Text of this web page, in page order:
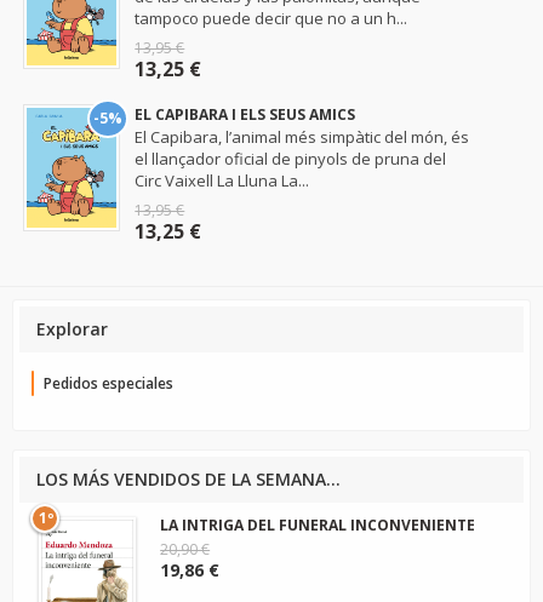
tampoco puede decir que no a un h...
13,95 €
13,25 €
-5% EL CAPIBARA I ELS SEUS AMICS
El Capibara, l’animal més simpàtic del món, és
el llançador oficial de pinyols de pruna del
Circ Vaixell La Lluna La...
13,95 €
13,25 €
Explorar
Pedidos especiales
LOS MÁS VENDIDOS DE LA SEMANA...
1º
LA INTRIGA DEL FUNERAL INCONVENIENTE
20,90 €
19,86 €